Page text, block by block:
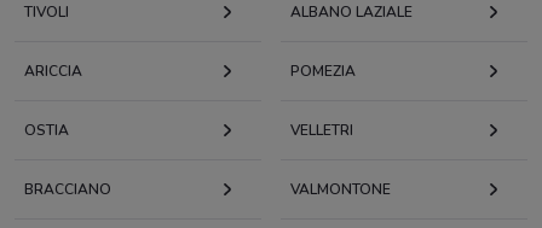
TIVOLI ALBANO LAZIALE
ARICCIA POMEZIA
OSTIA VELLETRI
BRACCIANO VALMONTONE